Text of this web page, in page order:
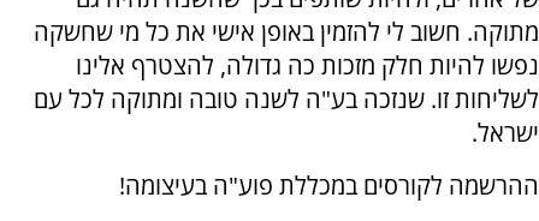
מתוקה. חשוב לי להזמין באופן אישי את כל מי שחשקה
נפשו להיות חלק מזכות כה גדולה, להצטרף אלינו
לשליחות זו. שנזכה בע"ה לשנה טובה ומתוקה לכל עם
ישראל.
ההרשמה לקורסים במכללת פוע"ה בעיצומה!